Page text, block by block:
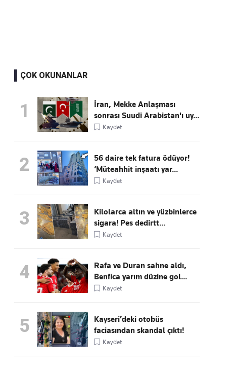
ÇOK OKUNANLAR
1
İran, Mekke Anlaşması
sonrası Suudi Arabistan'ı uy...
Kaydet
2
56 daire tek fatura ödüyor!
‘Müteahhit inşaatı yar...
Kaydet
3
Kilolarca altın ve yüzbinlerce
sigara! Pes dedirtt...
Kaydet
4
Rafa ve Duran sahne aldı,
Benfica yarım düzine gol...
Kaydet
5
Kayseri’deki otobüs
faciasından skandal çıktı!
Kaydet